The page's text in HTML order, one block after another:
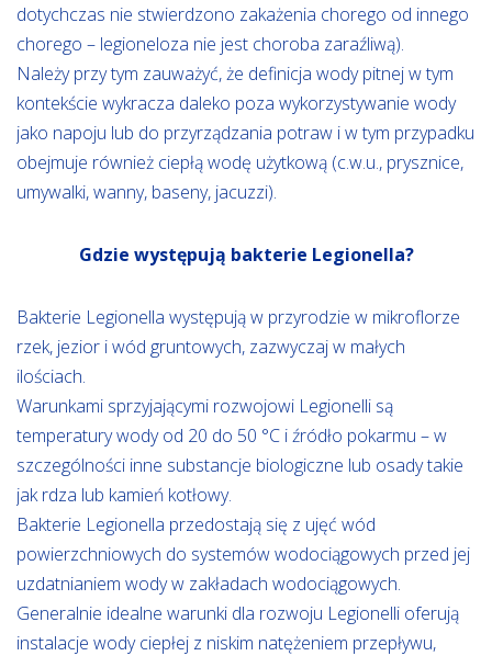
dotychczas nie stwierdzono zakażenia chorego od innego
chorego – legioneloza nie jest choroba zaraźliwą).
Należy przy tym zauważyć, że definicja wody pitnej w tym
kontekście wykracza daleko poza wykorzystywanie wody
jako napoju lub do przyrządzania potraw i w tym przypadku
obejmuje również ciepłą wodę użytkową (c.w.u., prysznice,
umywalki, wanny, baseny, jacuzzi).
Gdzie występują bakterie Legionella?
Bakterie Legionella występują w przyrodzie w mikroflorze
rzek, jezior i wód gruntowych, zazwyczaj w małych
ilościach.
Warunkami sprzyjającymi rozwojowi Legionelli są
temperatury wody od 20 do 50 °C i źródło pokarmu – w
szczególności inne substancje biologiczne lub osady takie
jak rdza lub kamień kotłowy.
Bakterie Legionella przedostają się z ujęć wód
powierzchniowych do systemów wodociągowych przed jej
uzdatnianiem wody w zakładach wodociągowych.
Generalnie idealne warunki dla rozwoju Legionelli oferują
instalacje wody ciepłej z niskim natężeniem przepływu,